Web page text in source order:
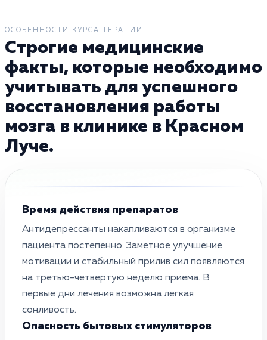
ОСОБЕННОСТИ КУРСА ТЕРАПИИ
Строгие медицинские
факты, которые необходимо
учитывать для успешного
восстановления работы
мозга в клинике в Красном
Луче.
Время действия препаратов
Антидепрессанты накапливаются в организме
пациента постепенно. Заметное улучшение
мотивации и стабильный прилив сил появляются
на третью-четвертую неделю приема. В
первые дни лечения возможна легкая
сонливость.
Опасность бытовых стимуляторов